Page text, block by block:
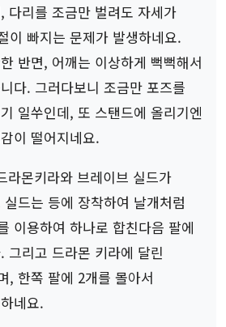
다리를 조금만 벌려도 자세가
이 빠지는 문제가 발생하네요.
반면, 어깨는 이상하게 뻑뻑해서
다. 그러다보니 조금만 포즈를
일쑤인데, 또 스탠드에 올리기엔
이 떨어지네요.
라몬키라와 브레이브 실드가
드는 등에 장착하여 날개처럼
이용하여 하나로 합친다음 팔에
그리고 드라몬 키라에 달린
, 한쪽 팔에 2개를 몰아서
네요.